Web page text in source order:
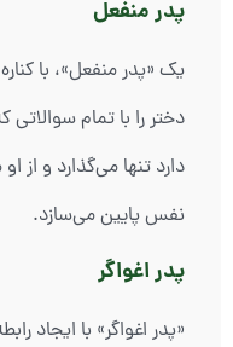
پدر منفعل
یک «پدر منفعل»، با
دختر را با تمام
دارد تنها می‌گذارد و از
نفس پایین می‌سازد.
پدر اغواگر
«پدر اغواگر» با ایجاد